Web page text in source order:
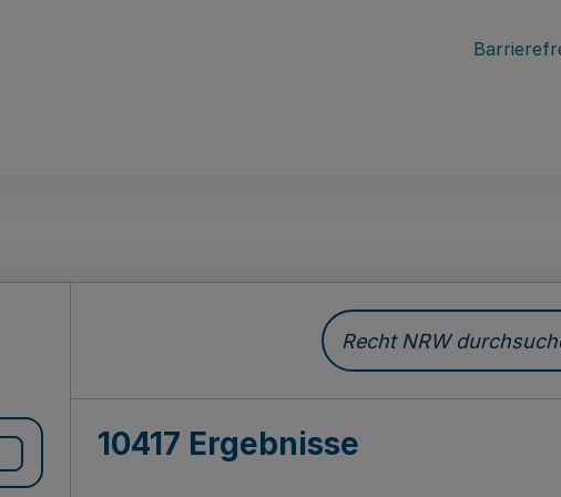
Recht NRW durchsuchen
10417 Ergebnisse